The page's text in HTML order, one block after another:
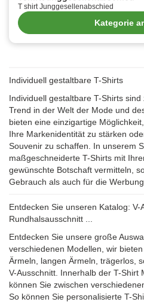
T shirt Junggesellenabschied
Kategorie
Individuell gestaltbare T-Shirts
Individuell gestaltbare T-Shirts
Trend in der Welt der Mode und
bieten eine einzigartige
Ihre Markenidentität zu stärken
Souvenir zu schaffen. In unserem
maßgeschneiderte T-Shirts mit
gewünschte Botschaft vermitteln,
Gebrauch als auch für die Werbung.
Entdecken Sie unseren Katalog: V-
Rundhalsausschnitt ...
Entdecken Sie unsere große
verschiedenen Modellen, wir
Ärmeln, langen Ärmeln, trägerlos,
V-Ausschnitt. Innerhalb der T-Shirt
können Sie zwischen
So können Sie personalisierte T-